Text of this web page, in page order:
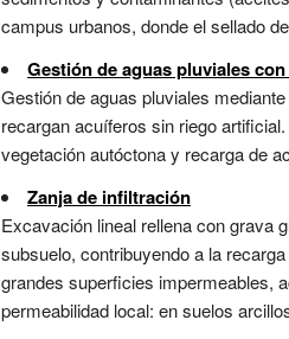
campus urbanos, donde el sellado
Gestión de aguas pluviales
Gestión de aguas pluviales
recargan acuíferos sin riego
vegetación autóctona y recarga de
Zanja de infiltración
Excavación lineal rellena con grava
subsuelo, contribuyendo a la
grandes superficies impermeables,
permeabilidad local: en suelos